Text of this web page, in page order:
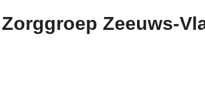
Zeeuws-